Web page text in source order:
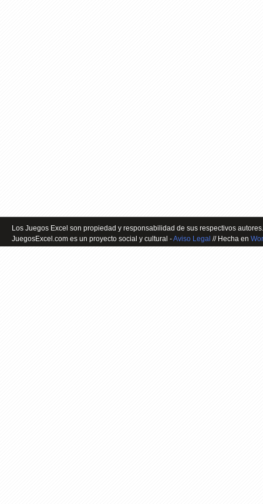
Los Juegos Excel son propiedad y responsabilidad de sus respectivos
JuegosExcel.com es un proyecto social y cultural -Aviso Legal // Hecha en